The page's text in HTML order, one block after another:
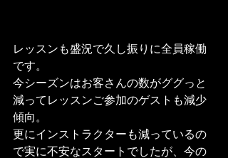
レッスンも盛況で久し振りに全員稼働
です。
今シーズンはお客さんの数がググっと
減ってレッスンご参加のゲストも減少
傾向。
更にインストラクターも減っているの
で実に不安なスタートでしたが、今の